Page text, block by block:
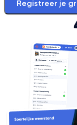
Registreer je